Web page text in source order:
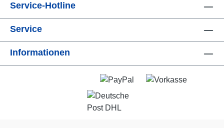
Service-Hotline
Service
Informationen